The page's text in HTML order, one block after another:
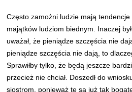
Często zamożni ludzie mają
majątków ludziom biednym. Inaczej
uważał, że pieniądze szczęścia nie
pieniądze szczęścia nie dają, to
Sprawiłby tylko, że będą jeszcze
przecież nie chciał. Doszedł do
siostrom, ponieważ te są już tak